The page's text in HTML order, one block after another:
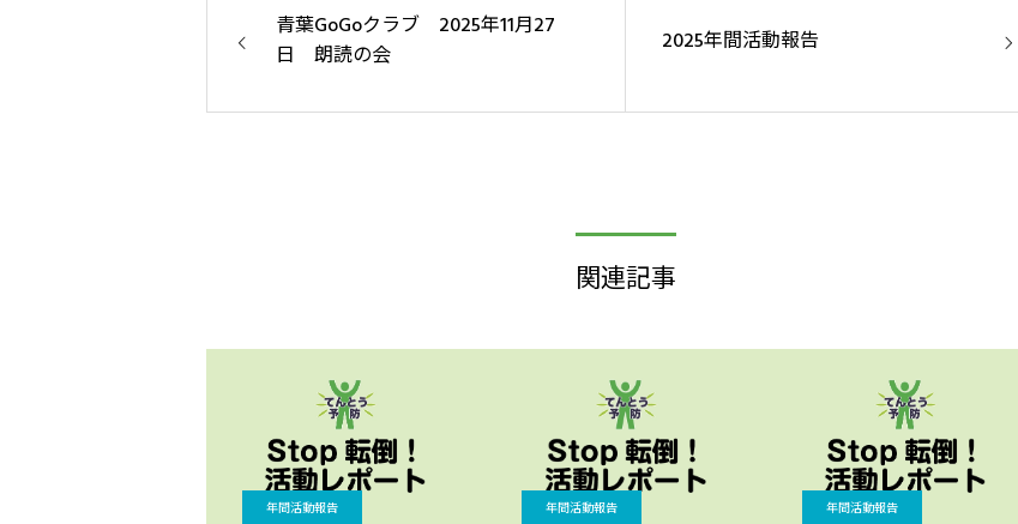
青葉GoGoクラブ 2025年11月27
日 朗読の会
2025年間活動報告
関連記事
年間活動報告 年間活動報告 年間活動報告